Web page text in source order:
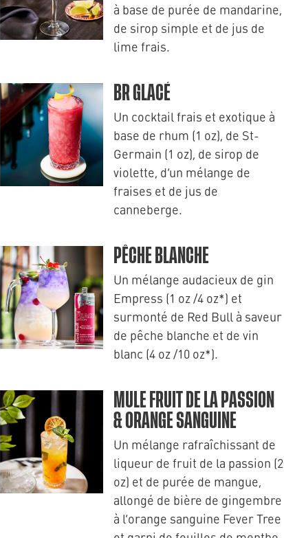
à base de purée de mandarine,
de sirop simple et de jus de
lime frais.
BR GLACÉ
Un cocktail frais et exotique à
base de rhum (1 oz), de St-
Germain (1 oz), de sirop de
violette, d’un mélange de
fraises et de jus de
canneberge.
PÊCHE BLANCHE
Un mélange audacieux de gin
Empress (1 oz /4 oz*) et
surmonté de Red Bull à saveur
de pêche blanche et de vin
blanc (4 oz /10 oz*).
MULE FRUIT DE LA PASSION
& ORANGE SANGUINE
Un mélange rafraîchissant de
liqueur de fruit de la passion (2
oz) et de purée de mangue,
allongé de bière de gingembre
à l’orange sanguine Fever Tree